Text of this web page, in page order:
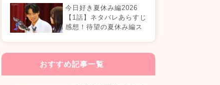
カップル誕生！？
今日好き夏休み編2026
【1話】ネタバレあらすじ
感想！待望の夏休み編ス
おすすめ記事一覧